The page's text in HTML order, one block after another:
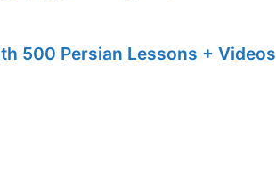
500 Persian Lessons + Videos